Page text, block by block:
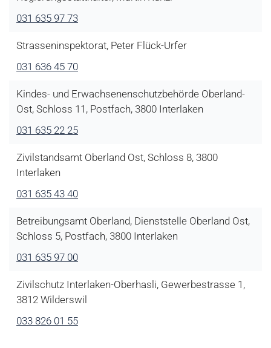
031 635 97 73
Strasseninspektorat, Peter Flück-Urfer
031 636 45 70
Kindes- und Erwachsenenschutzbehörde Oberland-
Ost, Schloss 11, Postfach, 3800 Interlaken
031 635 22 25
Zivilstandsamt Oberland Ost, Schloss 8, 3800
Interlaken
031 635 43 40
Betreibungsamt Oberland, Dienststelle Oberland Ost,
Schloss 5, Postfach, 3800 Interlaken
031 635 97 00
Zivilschutz Interlaken-Oberhasli, Gewerbestrasse 1,
3812 Wilderswil
033 826 01 55